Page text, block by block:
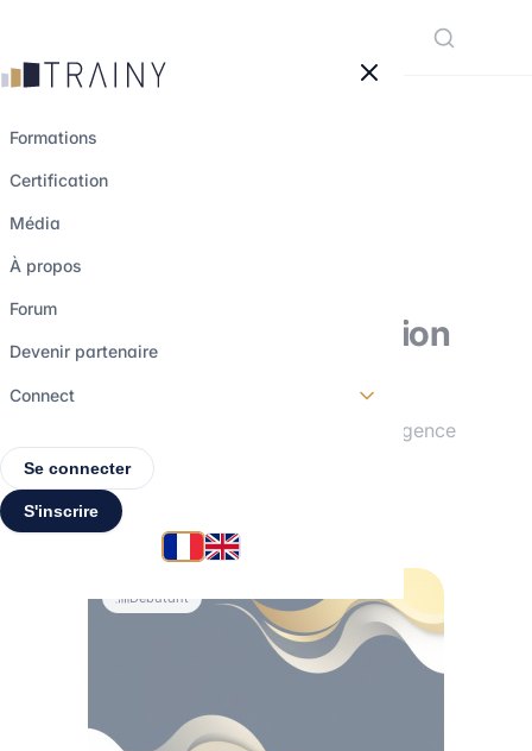
Formations
Certification
Média
À propos
Forum
Devenir partenaire
Connect
Se connecter
S'inscrire
FORMATIONS
Préparation Transaction
Services
Maîtrise les états financiers, la due diligence
et la valorisation côté TS.
Débutant